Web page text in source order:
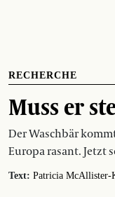
RECHERCHE
Muss er
Der Waschbär
Europa rasant. Jetzt
Text: Patricia McAllister-